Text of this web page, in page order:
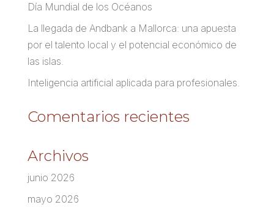
Día Mundial de los Océanos
La llegada de Andbank a Mallorca: una apuesta
por el talento local y el potencial económico de
las islas.
Inteligencia artificial aplicada para profesionales.
Comentarios recientes
Archivos
junio 2026
mayo 2026